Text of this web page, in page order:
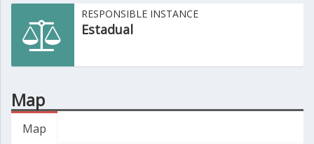
RESPONSIBLE INSTANCE
Estadual
Map
Map